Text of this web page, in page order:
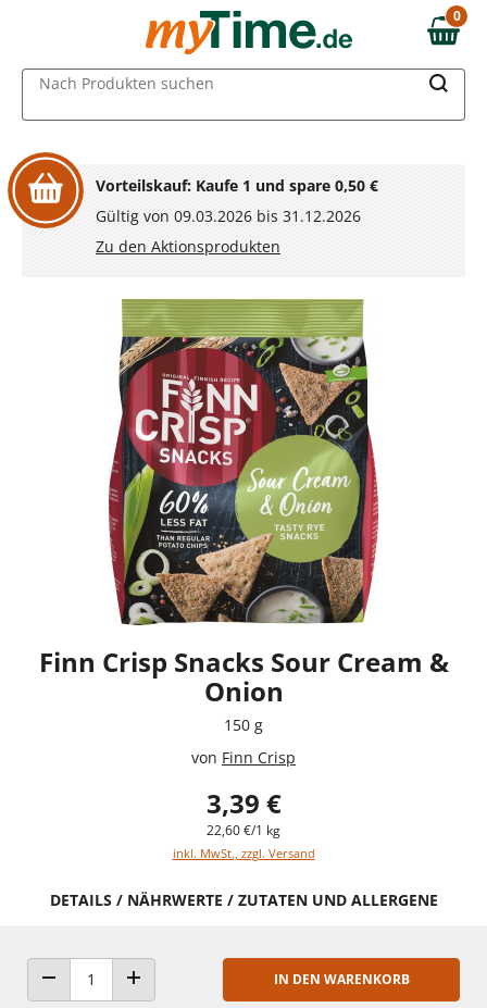
Zum Hauptinhalt springen
Zur Navigation springen
Zur Suche springen
0,00 €
0
Nach Produkten suchen
Vorteilskauf: Kaufe 1 und spare 0,50 €
Gültig von 09.03.2026 bis 31.12.2026
Zu den Aktionsprodukten
Finn Crisp Snacks Sour Cream &
Onion
150 g
von Finn Crisp
3,39 €
22,60 €/1 kg
inkl. MwSt., zzgl. Versand
DETAILS / NÄHRWERTE / ZUTATEN UND ALLERGENE
ANZAHL VERRINGERNANZAHL ERHÖHEN
IN DEN WARENKORB